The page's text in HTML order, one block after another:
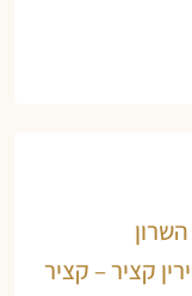
קציר – קציר